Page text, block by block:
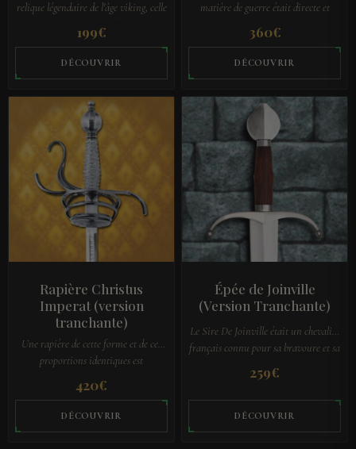
relique légendaire de l'âge viking, celle
est un symbole chéri de la…
199€
DÉCOUVRIR
matière de guerre était directe et
comme arme principale car il…
360€
DÉCOUVRIR
Rapière Christus
Imperat (version
tranchante)
Une rapière de cette forme et de ces
proportions identiques est
Armouries (anciennement la Tour
de…
420€
DÉCOUVRIR
Épée de Joinville
(Version Tranchante)
Le Sire De Joinville était un chevalier
français connu pour sa bravoure et sa
Croisade, le Sire De…
259€
DÉCOUVRIR